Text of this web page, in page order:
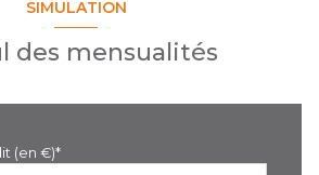
SIMULATION
des mensualités
(en €)*